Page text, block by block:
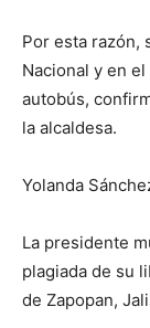
Por esta razón,
Nacional y en
autobús,
la alcaldesa.
Yolanda
La presidente
plagiada de su
de Zapopan,